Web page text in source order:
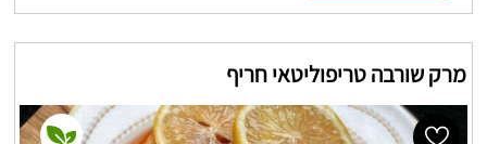
מרק שורבה טריפוליטאי חריף